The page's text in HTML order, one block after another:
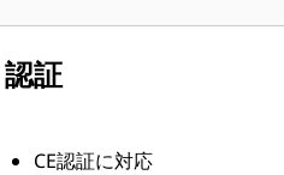
認証
CE認証に対応